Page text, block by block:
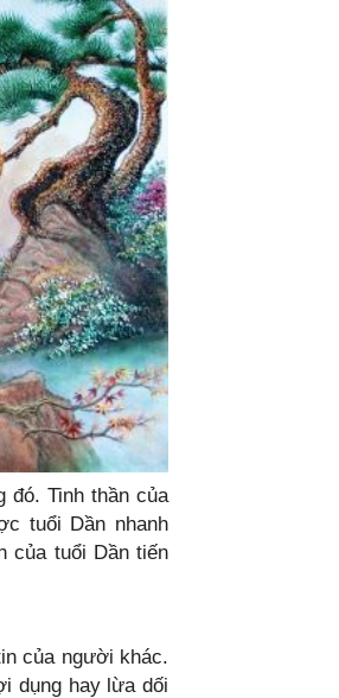
đó. Tinh thần của
tuổi Dần nhanh
của tuổi Dần tiến
của người khác.
dụng hay lừa dối